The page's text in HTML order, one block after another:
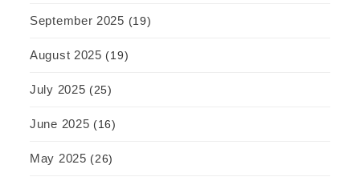
September 2025 (19)
August 2025 (19)
July 2025 (25)
June 2025 (16)
May 2025 (26)